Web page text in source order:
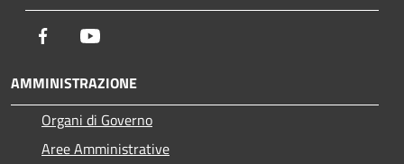
Facebook
AMMINISTRAZIONE
Organi di Governo
Aree Amministrative